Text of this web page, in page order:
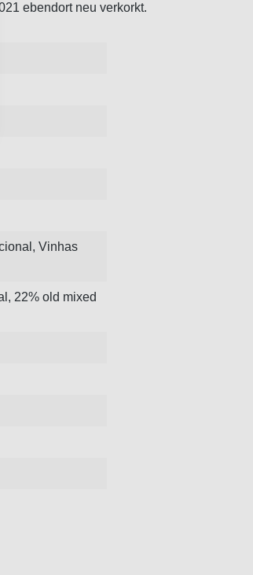
ebendort neu verkorkt.
, Vinhas
22% old mixed